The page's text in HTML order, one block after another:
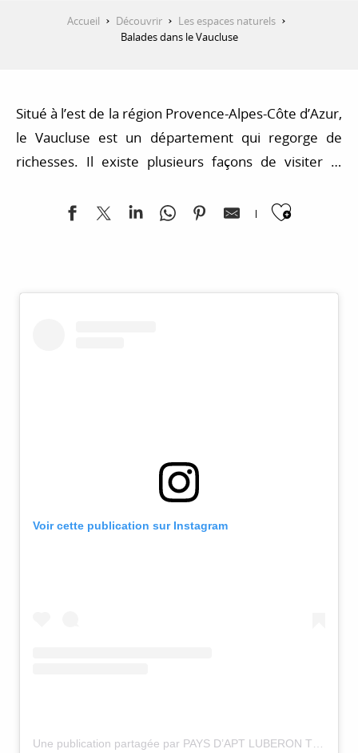
Accueil Découvrir
Les espaces naturels
Balades dans le Vaucluse
Situé à l’est de la région Provence-Alpes-Côte d’Azur,
le Vaucluse est un département qui regorge de
richesses. Il existe plusieurs façons de visiter le
département du Vaucluse peut se découvrir au
Voir cette publication sur Instagram